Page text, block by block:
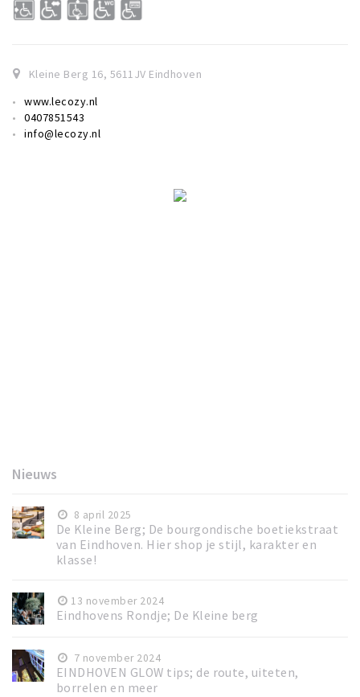
Kleine Berg 16, 5611JV Eindhoven
www.lecozy.nl
0407851543
info@lecozy.nl
Nieuws
8 april 2025
De Kleine Berg; De bourgondische boetiekstraat
van Eindhoven. Hier shop je stijl, karakter en
klasse!
13 november 2024
Eindhovens Rondje; De Kleine berg
7 november 2024
EINDHOVEN GLOW tips; de route, uiteten,
borrelen en meer